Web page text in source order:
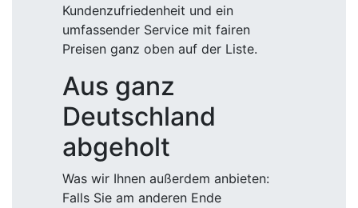
Kundenzufriedenheit und ein
umfassender Service mit fairen
Preisen ganz oben auf der Liste.
Aus ganz
Deutschland
abgeholt
Was wir Ihnen außerdem anbieten:
Falls Sie am anderen Ende